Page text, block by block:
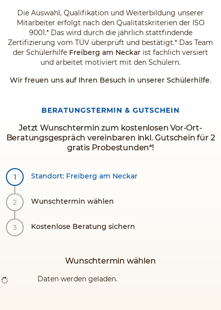
Die Auswahl, Qualifikation und Weiterbildung unserer
Mitarbeiter erfolgt nach den Qualitätskriterien der ISO
9001.* Das wird durch die jährlich stattfindende
Zertifizierung vom TÜV überprüft und bestätigt.* Das Team
der Schülerhilfe Freiberg am Neckar ist fachlich versiert
und arbeitet motiviert mit den Schülern.
Wir freuen uns auf Ihren Besuch in unserer Schülerhilfe.
BERATUNGSTERMIN & GUTSCHEIN
Jetzt Wunschtermin zum kostenlosen Vor-Ort-
Beratungsgespräch vereinbaren inkl. Gutschein für 2
gratis Probestunden*!
Standort: Freiberg am Neckar
Wunschtermin wählen
Kostenlose Beratung sichern
Wunschtermin wählen
Daten werden geladen.